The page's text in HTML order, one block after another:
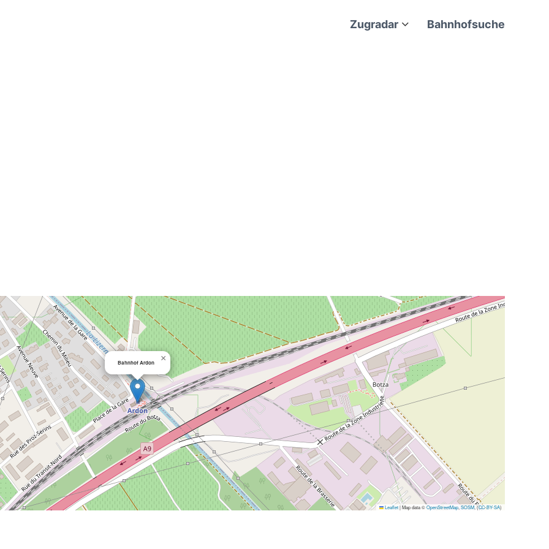
Zugradar Bahnhofsuche
Bahnhof Ardon ×
Leaflet|Map data ©OpenStreetMap SOSM, (CC-BY-SA)